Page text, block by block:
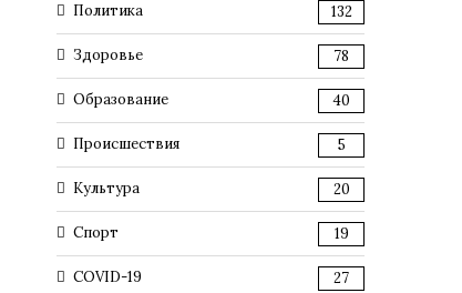
Политика 132
Здоровье 78
Образование 40
Происшествия 5
Культура 20
Спорт 19
COVID-19 27